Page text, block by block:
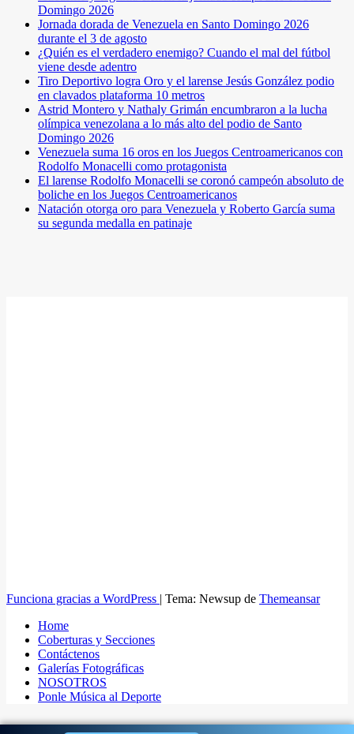
Domingo 2026
Jornada dorada de Venezuela en Santo Domingo 2026
durante el 3 de agosto
¿Quién es el verdadero enemigo? Cuando el mal del fútbol
viene desde adentro
Tiro Deportivo logra Oro y el larense Jesús González podio
en clavados plataforma 10 metros
Astrid Montero y Nathaly Grimán encumbraron a la lucha
olímpica venezolana a lo más alto del podio de Santo
Domingo 2026
Venezuela suma 16 oros en los Juegos Centroamericanos con
Rodolfo Monacelli como protagonista
El larense Rodolfo Monacelli se coronó campeón absoluto de
boliche en los Juegos Centroamericanos
Natación otorga oro para Venezuela y Roberto García suma
su segunda medalla en patinaje
Funciona gracias a WordPress | Tema: Newsup de Themeansar
Home
Coberturas y Secciones
Contáctenos
Galerías Fotográficas
NOSOTROS
Ponle Música al Deporte